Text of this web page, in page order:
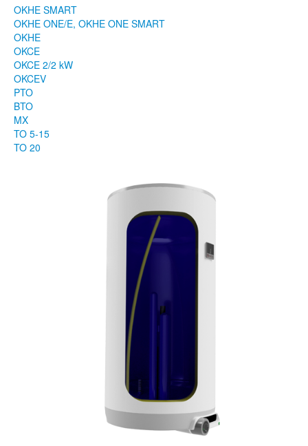
OKHE SMART
OKHE ONE/E, OKHE ONE SMART
OKHE
OKCE
OKCE 2/2 kW
OKCEV
PTO
BTO
MX
TO 5-15
TO 20